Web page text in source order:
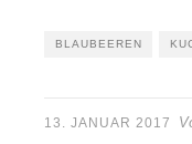
BLAUBEEREN
13. JANUAR 2017